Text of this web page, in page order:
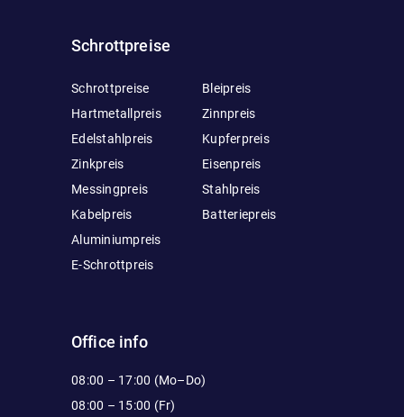
Schrottpreise
Schrottpreise
Hartmetallpreis
Edelstahlpreis
Zinkpreis
Messingpreis
Kabelpreis
Aluminiumpreis
E-Schrottpreis
Bleipreis
Zinnpreis
Kupferpreis
Eisenpreis
Stahlpreis
Batteriepreis
Office info
08:00 – 17:00 (Mo–Do)
08:00 – 15:00 (Fr)